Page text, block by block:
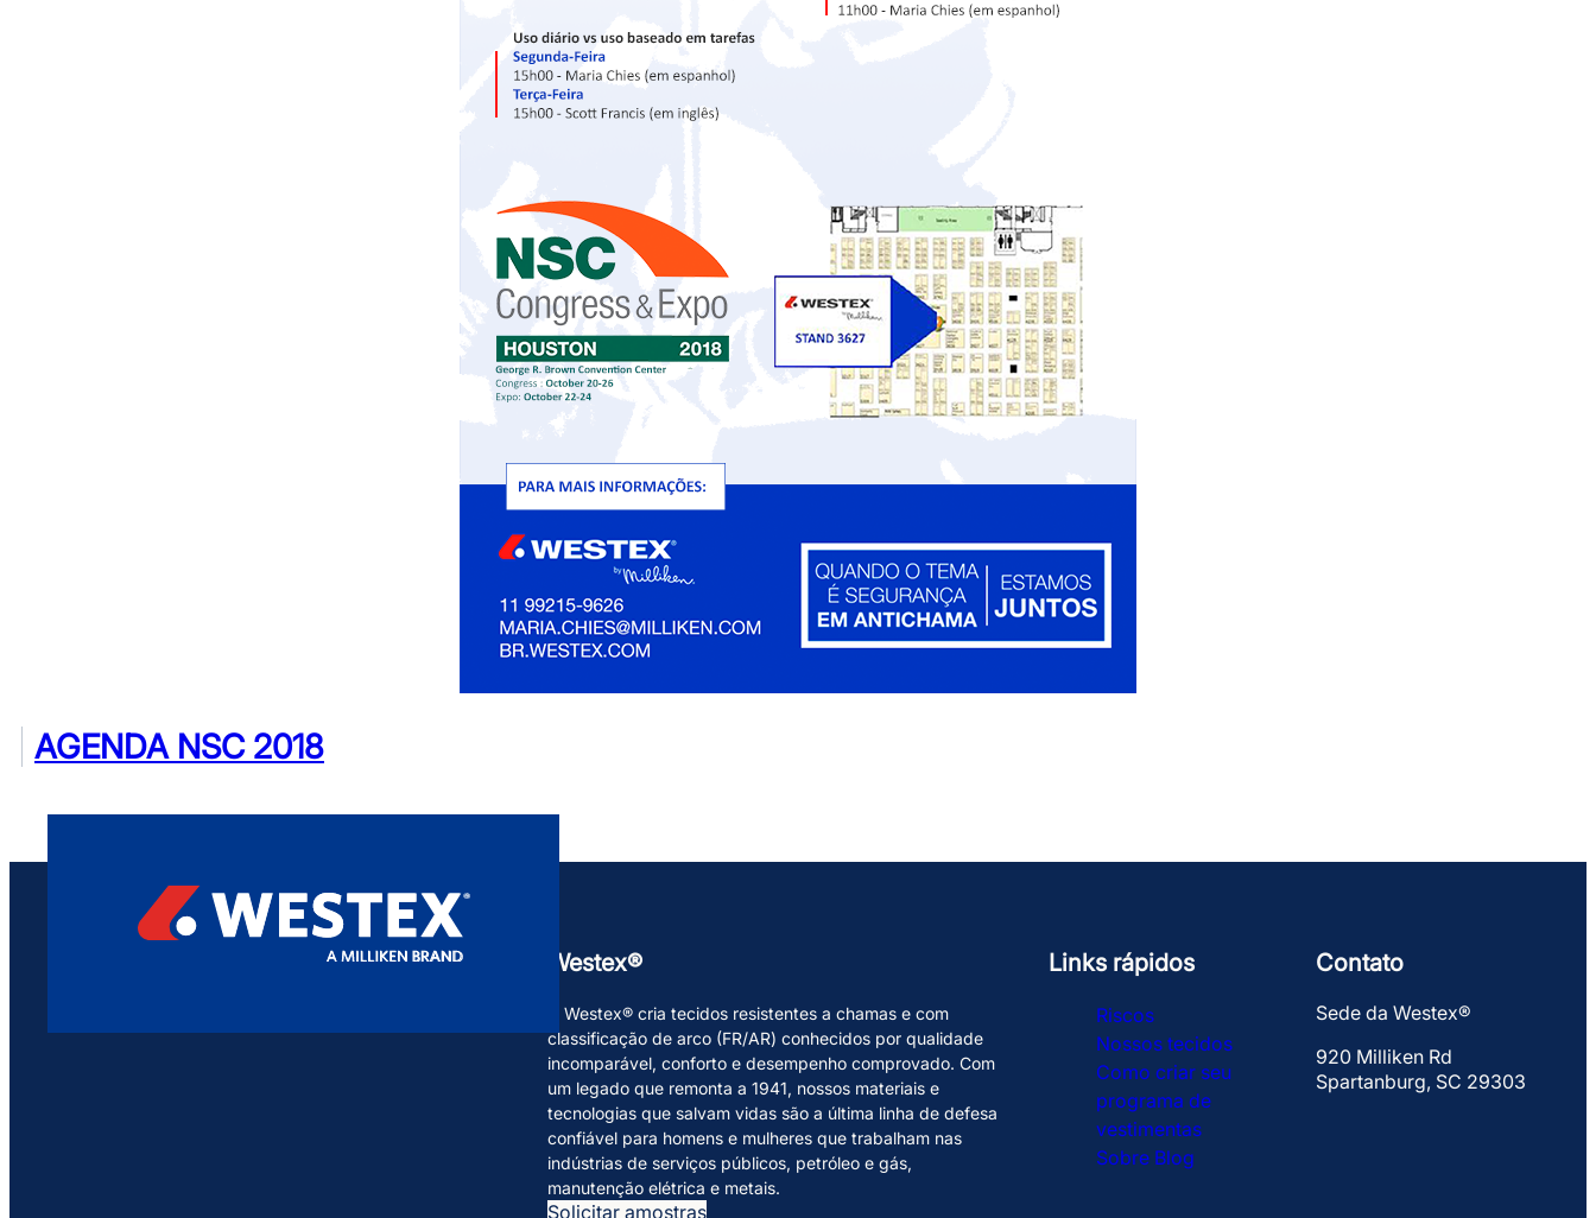
AGENDA NSC 2018
Westex®
A Westex® cria tecidos resistentes a chamas e com
classificação de arco (FR/AR) conhecidos por qualidade
incomparável, conforto e desempenho comprovado. Com
um legado que remonta a 1941, nossos materiais e
tecnologias que salvam vidas são a última linha de defesa
confiável para homens e mulheres que trabalham nas
indústrias de serviços públicos, petróleo e gás,
manutenção elétrica e metais.
Solicitar amostras
Links rápidos
Riscos
Nossos tecidos
Como criar seu
programa de
vestimentas
Sobre Blog
Contato
Sede da Westex®
920 Milliken Rd
Spartanburg, SC 29303